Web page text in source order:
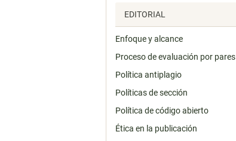
EDITORIAL
Enfoque y alcance
Proceso de evaluación por pares
Política antiplagio
Políticas de sección
Política de código abierto
Ética en la publicación